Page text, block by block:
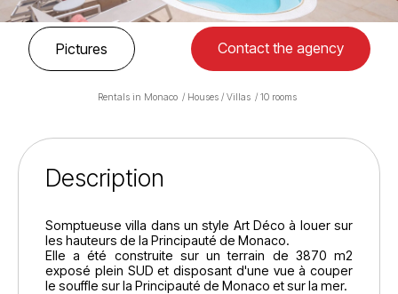
Pictures Contact the agency
Rentals in Monaco Houses / Villas 10 rooms
Description
Somptueuse villa dans un style Art Déco à louer sur
les hauteurs de la Principauté de Monaco.
Elle a été construite sur un terrain de 3870 m2
exposé plein SUD et disposant d'une vue à couper
le souffle sur la Principauté de Monaco et sur la mer.